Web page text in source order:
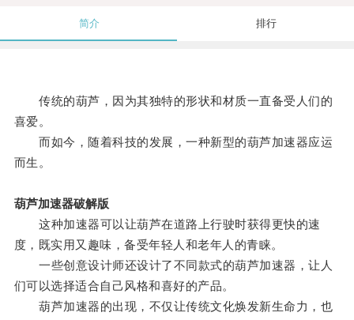
简介 排行
传统的葫芦，因为其独特的形状和材质一直备受人们的
喜爱。
而如今，随着科技的发展，一种新型的葫芦加速器应运
而生。
葫芦加速器破解版
这种加速器可以让葫芦在道路上行驶时获得更快的速
度，既实用又趣味，备受年轻人和老年人的青睐。
一些创意设计师还设计了不同款式的葫芦加速器，让人
们可以选择适合自己风格和喜好的产品。
葫芦加速器的出现，不仅让传统文化焕发新生命力，也